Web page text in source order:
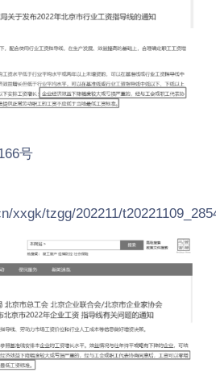
号
xxgk/tzgg/202211/